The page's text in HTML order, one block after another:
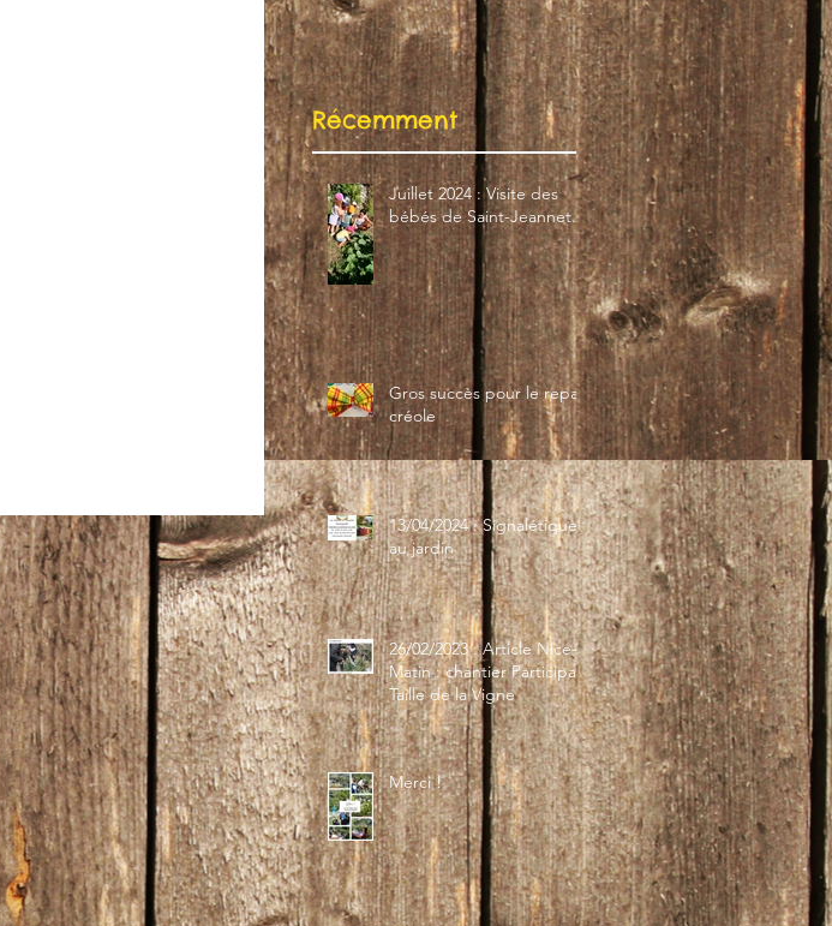
Récemment
Juillet 2024 : Visite des
bébés de Saint-Jeannet...
Gros succès pour le repas
créole
13/04/2024 : Signalétique
au jardin
26/02/2023 : Article Nice-
Matin : chantier Participatif
Taille de la Vigne
Merci !